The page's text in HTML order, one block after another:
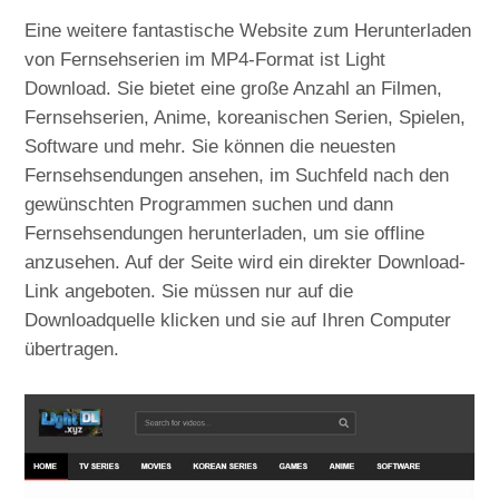
Eine weitere fantastische Website zum Herunterladen
von Fernsehserien im MP4-Format ist Light
Download. Sie bietet eine große Anzahl an Filmen,
Fernsehserien, Anime, koreanischen Serien, Spielen,
Software und mehr. Sie können die neuesten
Fernsehsendungen ansehen, im Suchfeld nach den
gewünschten Programmen suchen und dann
Fernsehsendungen herunterladen, um sie offline
anzusehen. Auf der Seite wird ein direkter Download-
Link angeboten. Sie müssen nur auf die
Downloadquelle klicken und sie auf Ihren Computer
übertragen.